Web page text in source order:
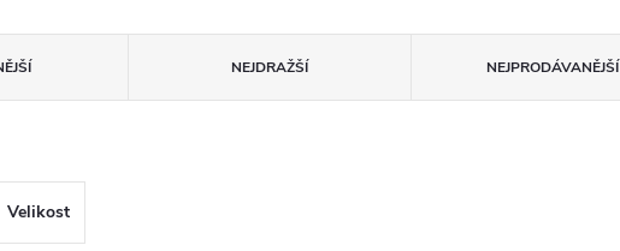
NEJDRAŽŠÍ NEJPRODÁVANĚJŠÍ
Velikost